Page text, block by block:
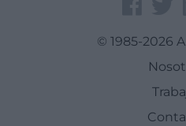
© 1985-2026